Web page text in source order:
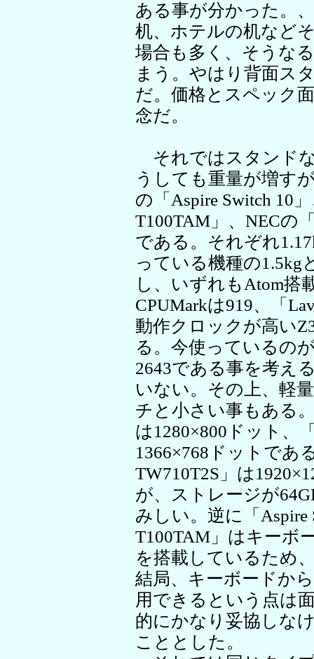
ある事が分かった。
机、ホテルの机など
場合も多く、そうな
まう。やはり背面ス
だ。価格とスペック
念だ。
それではスタンド
うしても重量が増す
の「Aspire Switch 10
T100TAM」、NECの
である。それぞれ
っている機種の1.5kg
し、いずれもAtom搭
CPUMarkは919、「
動作クロックが高い
る。今使っているの
2643である事を考え
いない。その上、軽
チと小さい事もある
は1280×800ドット、
1366×768ドットであ
TW710T2S」は
が、ストレージが
みしい。逆に「Aspire
T100TAM」はキーボ
を搭載しているため
結局、キーボードか
用できるという点は
的にかなり妥協しな
こととした。